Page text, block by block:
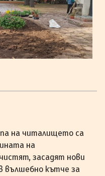
на читалището са
на
засадят нови
вълшебно кътче за